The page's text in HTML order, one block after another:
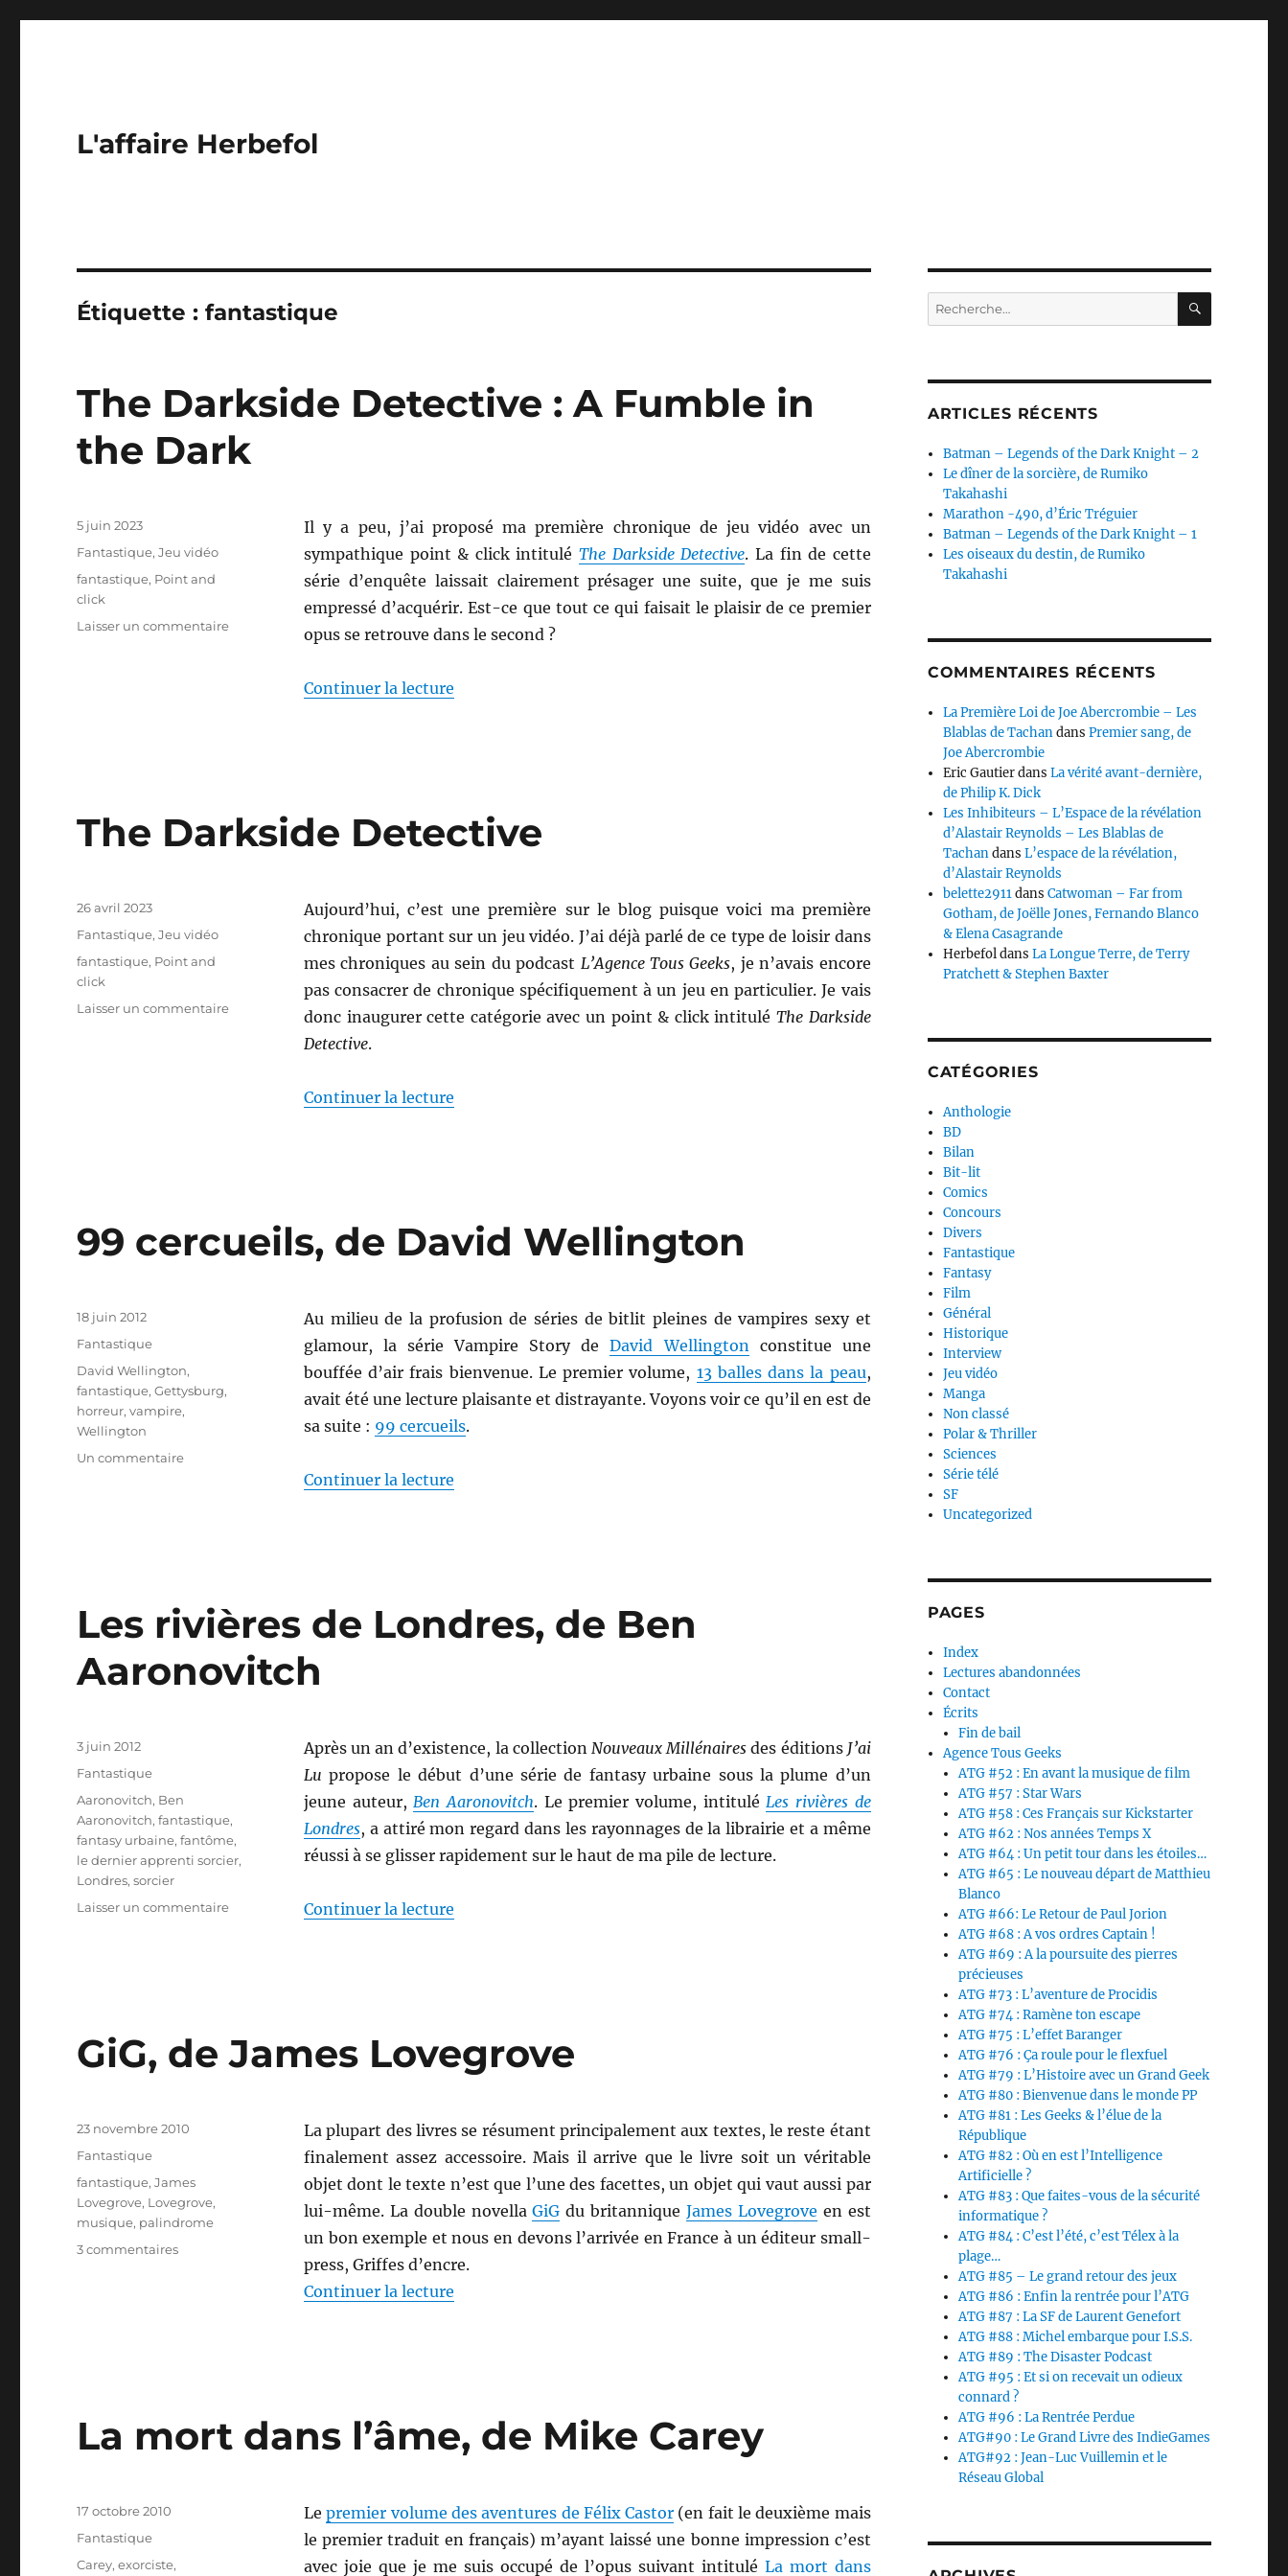
L'affaire Herbefol
Étiquette :fantastique
The Darkside Detective : A Fumble in
the Dark
Il y a peu, j’ai proposé ma première chronique de jeu vidéo avec un
sympathique point & click intituléThe Darkside Detective. La fin de cette
série d’enquête laissait clairement présager une suite, que je me suis
empressé d’acquérir. Est-ce que tout ce qui faisait le plaisir de ce premier
opus se retrouve dans le second ?
Continuer la lecturede « The Darkside Detective : A Fumble in the Dark »
Publié
5 juin 2023
Catégories
Fantastique,Jeu vidéo
Étiquettes
fantastique, Point and
click
Laisser un commentairesur
The Darkside Detective
Aujourd’hui, c’est une première sur le blog puisque voici ma première
chronique portant sur un jeu vidéo. J’ai déjà parlé de ce type de loisir dans
mes chroniques au sein du podcast L’Agence Tous Geeks, je n’avais encore
pas consacrer de chronique spécifiquement à un jeu en particulier. Je vais
donc inaugurer cette catégorie avec un point & click intituléThe Darkside
Detective.
Continuer la lecturede « The Darkside Detective »
Publié
26 avril 2023
Catégories
Fantastique,Jeu vidéo
Étiquettes
fantastique, Point and
click
Laisser un commentairesur
99 cercueils, de David Wellington
Au milieu de la profusion de séries de bitlit pleines de vampires sexy et
glamour, la série Vampire Story deDavid Wellingtonconstitue une
bouffée d’air frais bienvenue. Le premier volume, 13 balles dans la peau,
avait été une lecture plaisante et distrayante. Voyons voir ce qu’il en est de
sa suite : 99 cercueils.
Continuer la lecturede « 99 cercueils, de David Wellington »
Publié
18 juin 2012
Catégories
Fantastique
Étiquettes
David Wellington,
fantastique,Gettysburg,
horreur,vampire,
Wellington
Un commentairesur
Les rivières de Londres, de Ben
Aaronovitch
Après un an d’existence, la collection Nouveaux Millénaires des éditions J’ai
Lu propose le début d’une série de fantasy urbaine sous la plume d’un
jeune auteur,Ben Aaronovitch. Le premier volume, intituléLes rivières de
Londres, a attiré mon regard dans les rayonnages de la librairie et a même
réussi à se glisser rapidement sur le haut de ma pile de lecture.
Continuer la lecturede « Les rivières de Londres, de Ben Aaronovitch »
Publié
3 juin 2012
Catégories
Fantastique
Étiquettes
Aaronovitch, Ben
Aaronovitch,fantastique,
fantasy urbaine,fantôme,
le dernier apprenti sorcier,
Londres,sorcier
Laisser un commentairesur
Aaronovitch
GiG, de James Lovegrove
La plupart des livres se résument principalement aux textes, le reste étant
finalement assez accessoire. Mais il arrive que le livre soit un véritable
objet dont le texte n’est que l’une des facettes, un objet qui vaut aussi par
lui-même. La double novellaGiG du britanniqueJames Lovegrove en est
un bon exemple et nous en devons l’arrivée en France à un éditeur small-
press, Griffes d’encre.
Continuer la lecturede « GiG, de James Lovegrove »
Publié
23 novembre 2010
Catégories
Fantastique
Étiquettes
fantastique,James
Lovegrove, Lovegrove,
musique, palindrome
3 commentairessur
La mort dans l’âme, de Mike Carey
Lepremier volume des aventures de Félix Castor (en fait le deuxième mais
le premier traduit en français) m’ayant laissé une bonne impression c’est
avec joie que je me suis occupé de l’opus suivant intitulé La mort dans
Publié
17 octobre 2010
Catégories
Fantastique
Étiquettes
Carey,exorciste,
Recherche
pour :
ARTICLES RÉCENTS
Batman – Legends of the Dark Knight – 2
Le dîner de la sorcière, de Rumiko
Takahashi
Marathon -490, d’Éric Tréguier
Batman – Legends of the Dark Knight – 1
Les oiseaux du destin, de Rumiko
Takahashi
COMMENTAIRES RÉCENTS
La Première Loi de Joe Abercrombie – Les
Blablas de TachandansPremier sang, de
Joe Abercrombie
Eric GautierdansLa vérité avant-dernière,
de Philip K. Dick
Les Inhibiteurs – L’Espace de la révélation
d’Alastair Reynolds – Les Blablas de
TachandansL’espace de la révélation,
d’Alastair Reynolds
belette2911dansCatwoman – Far from
Gotham, de Joëlle Jones, Fernando Blanco
& Elena Casagrande
HerbefoldansLa Longue Terre, de Terry
Pratchett & Stephen Baxter
CATÉGORIES
Anthologie
BD
Bilan
Bit-lit
Comics
Concours
Divers
Fantastique
Fantasy
Film
Général
Historique
Interview
Jeu vidéo
Manga
Non classé
Polar & Thriller
Sciences
Série télé
SF
Uncategorized
PAGES
Index
Lectures abandonnées
Contact
Écrits
Fin de bail
Agence Tous Geeks
ATG #52 : En avant la musique de film
ATG #57 : Star Wars
ATG #58 : Ces Français sur Kickstarter
ATG #62 : Nos années Temps X
ATG #64 : Un petit tour dans les étoiles…
ATG #65 : Le nouveau départ de Matthieu
Blanco
ATG #66: Le Retour de Paul Jorion
ATG #68 : A vos ordres Captain !
ATG #69 : A la poursuite des pierres
précieuses
ATG #73 : L’aventure de Procidis
ATG #74 : Ramène ton escape
ATG #75 : L’effet Baranger
ATG #76 : Ça roule pour le flexfuel
ATG #79 : L’Histoire avec un Grand Geek
ATG #80 : Bienvenue dans le monde PP
ATG #81 : Les Geeks & l’élue de la
République
ATG #82 : Où en est l’Intelligence
Artificielle ?
ATG #83 : Que faites-vous de la sécurité
informatique ?
ATG #84 : C’est l’été, c’est Télex à la
plage…
ATG #85 – Le grand retour des jeux
ATG #86 : Enfin la rentrée pour l’ATG
ATG #87 : La SF de Laurent Genefort
ATG #88 : Michel embarque pour I.S.S.
ATG #89 : The Disaster Podcast
ATG #95 : Et si on recevait un odieux
connard ?
ATG #96 : La Rentrée Perdue
ATG#90 : Le Grand Livre des IndieGames
ATG#92 : Jean-Luc Vuillemin et le
Réseau Global